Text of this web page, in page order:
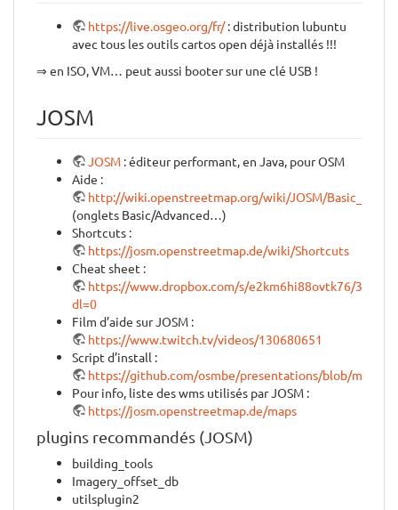
https://live.osgeo.org/fr/: distribution lubuntu
avec tous les outils cartos open déjà installés !!!
⇒ en ISO, VM… peut aussi booter sur une clé USB !
JOSM
JOSM : éditeur performant, en Java, pour OSM
Aide :
http://wiki.openstreetmap.org/wiki/JOSM/
(onglets Basic/Advanced…)
Shortcuts :
https://josm.openstreetmap.de/wiki/Shortcuts
Cheat sheet :
https://www.dropbox.com/s/e2km6hi88ovtk76/
dl=0
Film d’aide sur JOSM :
https://www.twitch.tv/videos/130680651
Script d’install :
https://github.com/osmbe/presentations/blob/master/
Pour info, liste des wms utilisés par JOSM :
https://josm.openstreetmap.de/maps
plugins recommandés (JOSM)
building_tools
Imagery_offset_db
utilsplugin2